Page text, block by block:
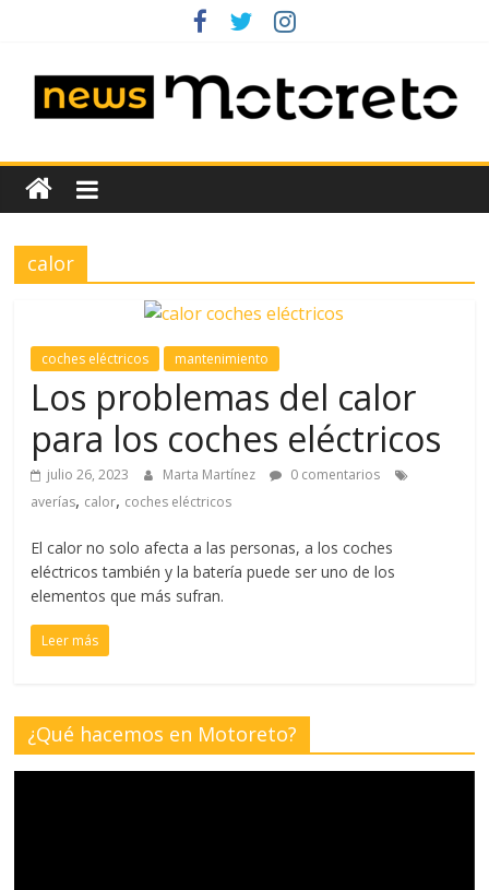
News
Motoreto
Noticias
de
ocasión
calor
coches eléctricos mantenimiento
Los problemas del calor
para los coches eléctricos
julio 26, 2023 Marta Martínez
0 comentarios
averías, calor, coches eléctricos
El calor no solo afecta a las personas, a los coches
eléctricos también y la batería puede ser uno de los
elementos que más sufran.
Leer más
¿Qué hacemos en Motoreto?